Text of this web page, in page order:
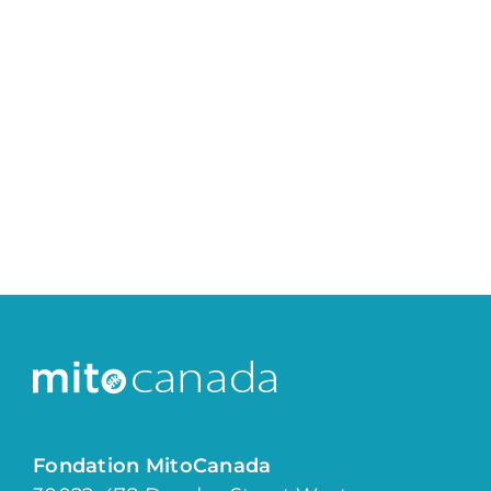
Fondation MitoCanada